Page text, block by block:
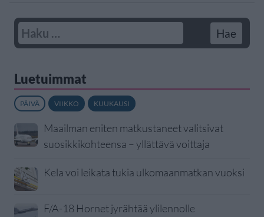
Luetuimmat
PÄIVÄ VIIKKO KUUKAUSI
Maailman eniten matkustaneet valitsivat
suosikkikohteensa – yllättävä voittaja
Kela voi leikata tukia ulkomaanmatkan vuoksi
F/A-18 Hornet jyrähtää ylilennolle